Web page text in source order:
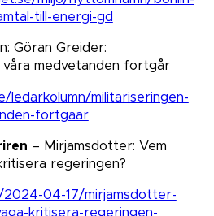
till-energi-gd
Göran Greider:
våra medvetanden fortgår​​​​​​​
ledarkolumn/militariseringen-
fortgaar
– Mirjamsdotter: Vem
regeringen?​​​​​​​
04-17/mirjamsdotter-
kritisera-regeringen-